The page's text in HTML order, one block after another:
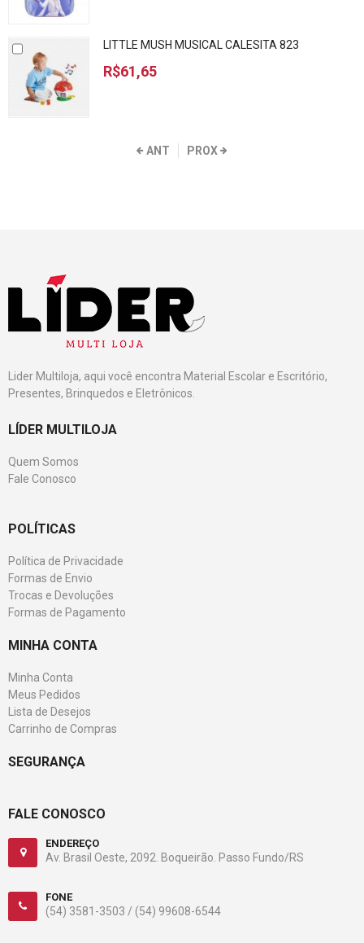
LITTLE MUSH MUSICAL CALESITA 823
R$61,65
ANT PROX
Lider Multiloja, aqui você encontra Material Escolar e Escritório,
Presentes, Brinquedos e Eletrônicos.
LÍDER MULTILOJA
Quem Somos
Fale Conosco
POLÍTICAS
Política de Privacidade
Formas de Envio
Trocas e Devoluções
Formas de Pagamento
MINHA CONTA
Minha Conta
Meus Pedidos
Lista de Desejos
Carrinho de Compras
SEGURANÇA
FALE CONOSCO
ENDEREÇO
Av. Brasil Oeste, 2092. Boqueirão. Passo Fundo/RS
FONE
(54) 3581-3503 / (54) 99608-6544